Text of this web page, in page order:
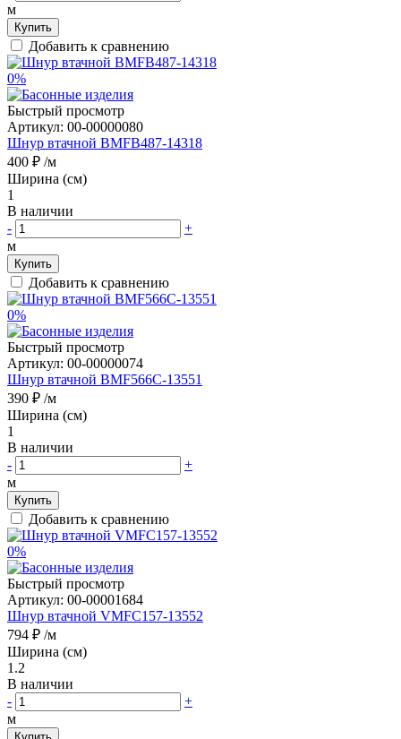
м
Купить
Добавить к сравнению
0%
Быстрый просмотр
Артикул: 00-00000080
Шнур втачной BMFB487-14318
400 ₽ /м
Ширина (см)
1
В наличии
-
+
м
Купить
Добавить к сравнению
0%
Быстрый просмотр
Артикул: 00-00000074
Шнур втачной BMF566C-13551
390 ₽ /м
Ширина (см)
1
В наличии
-
+
м
Купить
Добавить к сравнению
0%
Быстрый просмотр
Артикул: 00-00001684
Шнур втачной VMFC157-13552
794 ₽ /м
Ширина (см)
1.2
В наличии
-
+
м